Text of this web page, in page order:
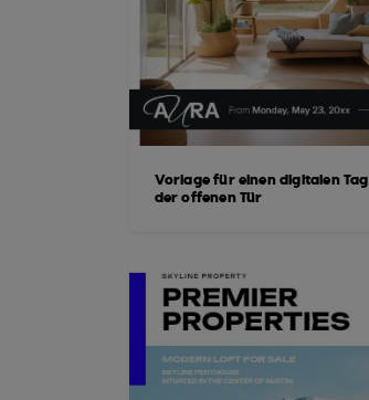
Vorlage für einen digitalen Tag
der offenen Tür